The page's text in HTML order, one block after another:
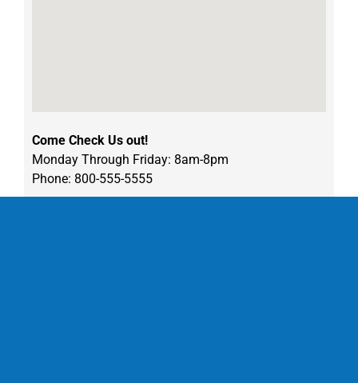
Come Check Us out!
Monday Through Friday: 8am-8pm
Phone: 800-555-5555